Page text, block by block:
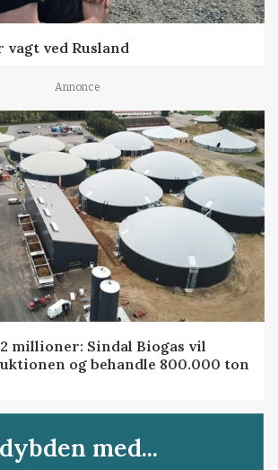
ved Rusland
Annonce
millioner: Sindal Biogas vil
og behandle 800.000 ton
med...